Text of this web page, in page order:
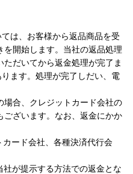
は、お客様から返品商品を受
開始します。当社の返品処理
だいてから返金処理が完了ま
ます。処理が完了しだい、電
合、クレジットカード会社の
ざいます。なお、返金にかか
ード会社、各種決済代行会
が提示する方法での返金とな